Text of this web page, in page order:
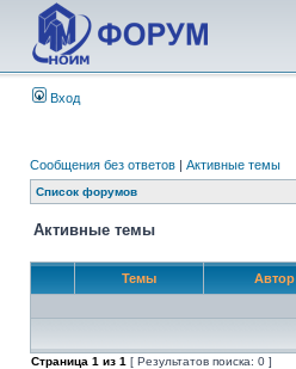
Вход
Сообщения без ответов | Активные темы
Список форумов
Активные темы
Темы Автор
Страница 1 из 1 [ Результатов поиска: 0 ]